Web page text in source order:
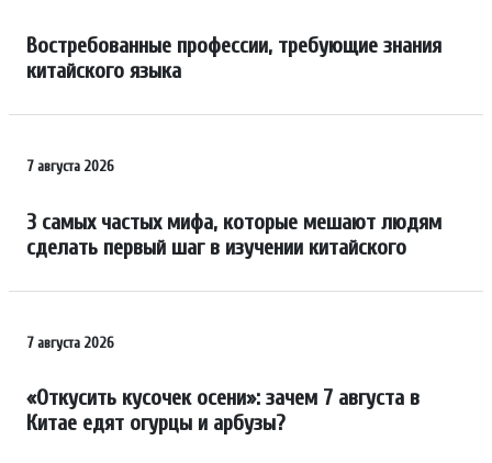
Востребованные профессии, требующие знания
китайского языка
7 августа 2026
3 самых частых мифа, которые мешают людям
сделать первый шаг в изучении китайского
7 августа 2026
«Откусить кусочек осени»: зачем 7 августа в
Китае едят огурцы и арбузы?